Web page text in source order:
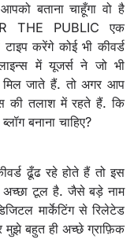
बताना चाहूँगा वो है
THE PUBLIC एक
करेंगे कोई भी कीवर्ड
में यूजर्स ने जो भी
जाते हैं. तो अगर आप
की तलाश में रहते हैं. कि
बनाना चाहिए?
ढूँढ रहे होते हैं तो इस
अच्छा टूल है. जैसे बड़े नाम
मार्केटिंग से रिलेटेड
मुझे बहुत ही अच्छे ग्राफ़िक